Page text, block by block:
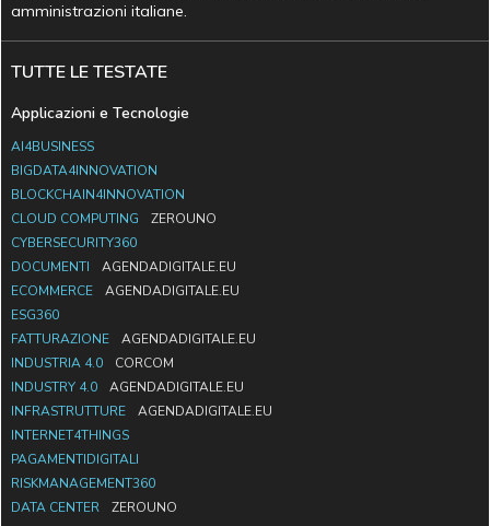
amministrazioni italiane.
TUTTE LE TESTATE
Applicazioni e Tecnologie
AI4BUSINESS
BIGDATA4INNOVATION
BLOCKCHAIN4INNOVATION
CLOUD COMPUTING
ZEROUNO
CYBERSECURITY360
DOCUMENTI
AGENDADIGITALE.EU
ECOMMERCE
AGENDADIGITALE.EU
ESG360
FATTURAZIONE
AGENDADIGITALE.EU
INDUSTRIA 4.0
CORCOM
INDUSTRY 4.0
AGENDADIGITALE.EU
INFRASTRUTTURE
AGENDADIGITALE.EU
INTERNET4THINGS
PAGAMENTIDIGITALI
RISKMANAGEMENT360
DATA CENTER
ZEROUNO